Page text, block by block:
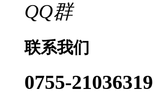
QQ群
联系我们
0755-21036319